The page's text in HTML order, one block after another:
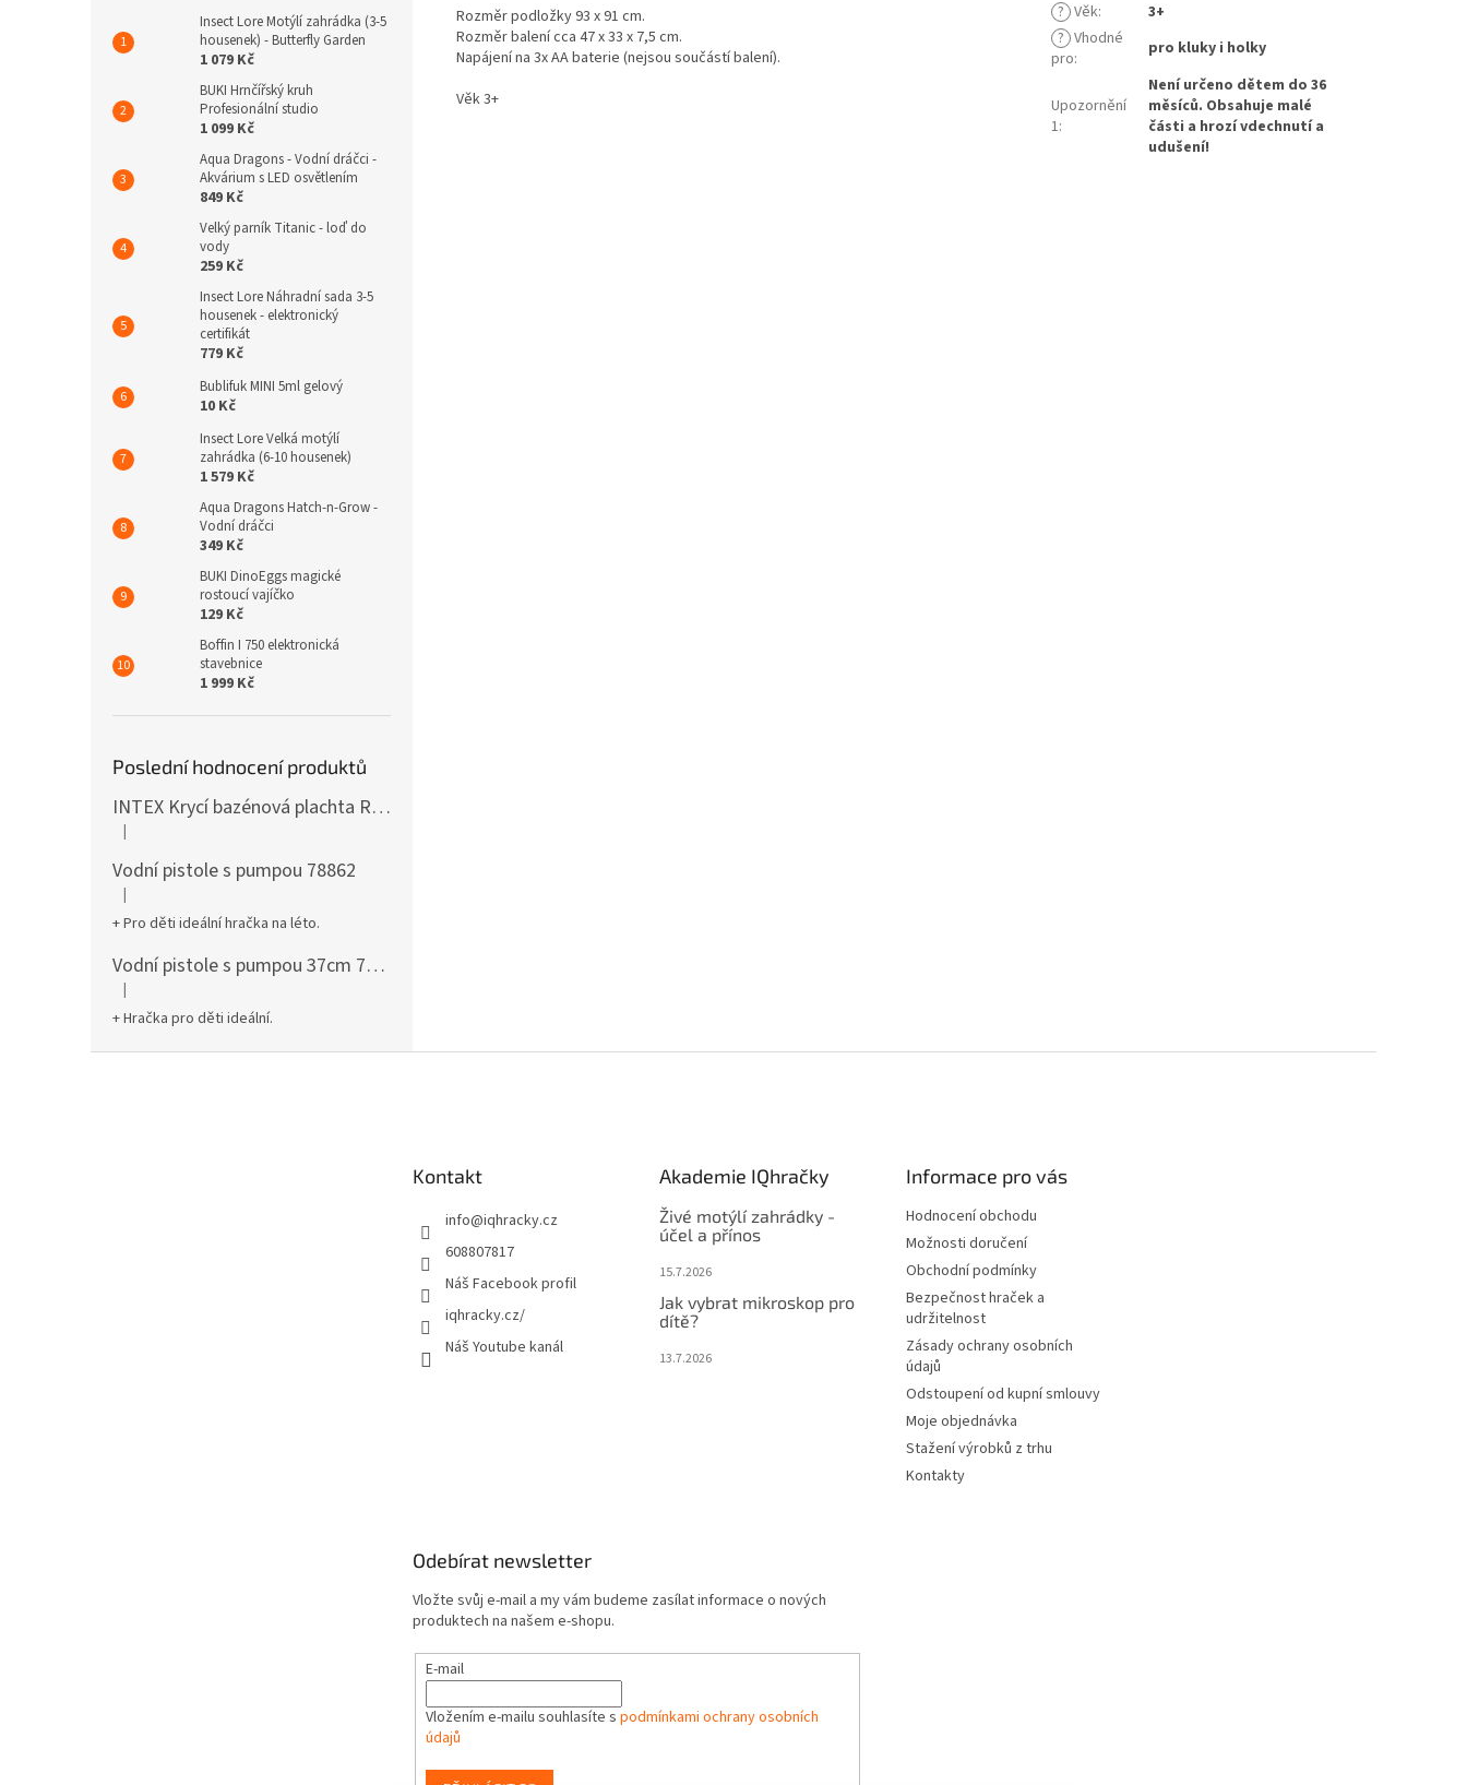
Insect Lore Motýlí zahrádka (3-5
housenek) - Butterfly Garden
1 079 Kč
BUKI Hrnčířský kruh
Profesionální studio
1 099 Kč
Aqua Dragons - Vodní dráčci -
Akvárium s LED osvětlením
849 Kč
Velký parník Titanic - loď do
vody
259 Kč
Insect Lore Náhradní sada 3-5
housenek - elektronický
certifikát
779 Kč
Bublifuk MINI 5ml gelový
10 Kč
Insect Lore Velká motýlí
zahrádka (6-10 housenek)
1 579 Kč
Aqua Dragons Hatch-n-Grow -
Vodní dráčci
349 Kč
BUKI DinoEggs magické
rostoucí vajíčko
129 Kč
Boffin I 750 elektronická
stavebnice
1 999 Kč
Poslední hodnocení produktů
INTEX Krycí bazénová plachta Round 305cm 28030
Hodnocení produktu je 5 z 5 hvězdiček.
|
Vodní pistole s pumpou 78862
Hodnocení produktu je 5 z 5 hvězdiček.
|
+ Pro děti ideální hračka na léto.
Vodní pistole s pumpou 37cm 78961
Hodnocení produktu je 5 z 5 hvězdiček.
|
+ Hračka pro děti ideální.
Rozměr podložky 93 x 91 cm.
Rozměr balení cca 47 x 33 x 7,5 cm.
Napájení na 3x AA baterie (nejsou součástí balení).
Věk 3+
? Věk:
3+
? Vhodné
pro: pro kluky i holky
Upozornění
1:
Není určeno dětem do 36
měsíců. Obsahuje malé
části a hrozí vdechnutí a
udušení!
Kontakt
info@iqhracky.cz
608807817
Náš Facebook profil
iqhracky.cz/
Náš Youtube kanál
Akademie IQhračky
Živé motýlí zahrádky -
účel a přínos
15.7.2026
Jak vybrat mikroskop pro
dítě?
13.7.2026
Informace pro vás
Hodnocení obchodu
Možnosti doručení
Obchodní podmínky
Bezpečnost hraček a
udržitelnost
Zásady ochrany osobních
údajů
Odstoupení od kupní smlouvy
Moje objednávka
Stažení výrobků z trhu
Kontakty
Odebírat newsletter
Vložte svůj e-mail a my vám budeme zasílat informace o nových
produktech na našem e-shopu.
E-mail
Vložením e-mailu souhlasíte s podmínkami ochrany osobních
údajů